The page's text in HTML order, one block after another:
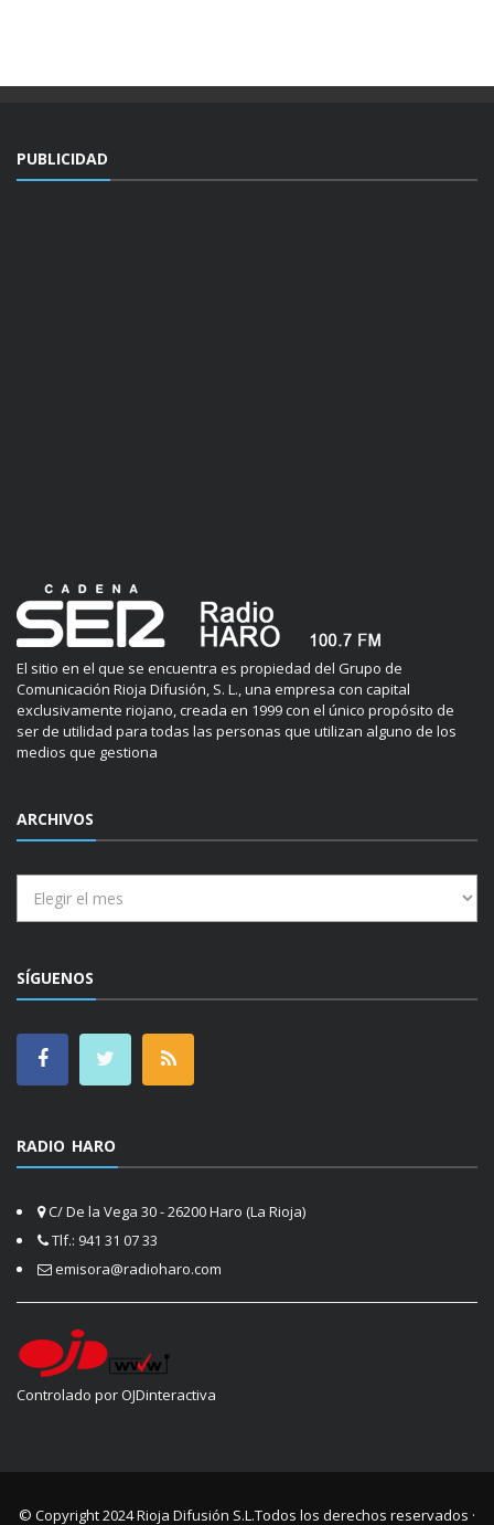
PUBLICIDAD
El sitio en el que se encuentra es propiedad del Grupo de
Comunicación Rioja Difusión, S. L., una empresa con capital
exclusivamente riojano, creada en 1999 con el único propósito de
ser de utilidad para todas las personas que utilizan alguno de los
medios que gestiona
ARCHIVOS
SÍGUENOS
RADIO HARO
C/ De la Vega 30 - 26200 Haro (La Rioja)
Tlf.: 941 31 07 33
emisora@radioharo.com
Controlado por OJDinteractiva
© Copyright 2024Rioja Difusión S.L.Todos los derechos reservados ·